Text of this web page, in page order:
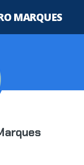
MARQUES